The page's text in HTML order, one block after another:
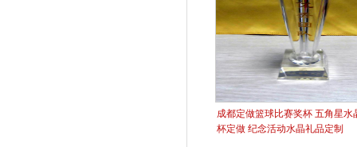
成都定做篮球比赛奖杯 五角星水
杯定做 纪念活动水晶礼品定制